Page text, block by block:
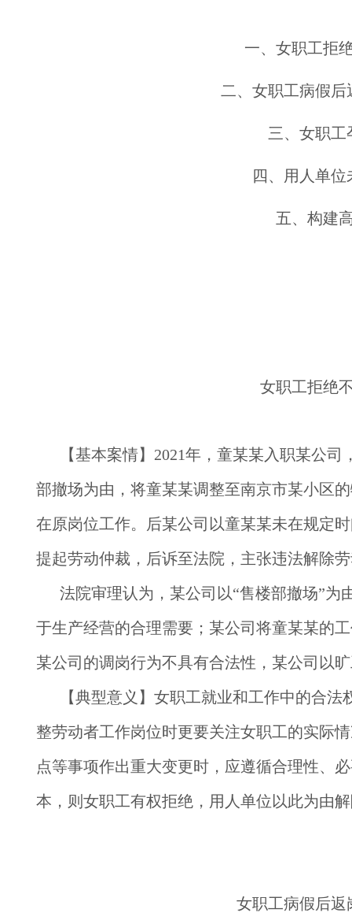
一、女职工拒
二、女职工病假
三、女职工
四、用人单
五、构建
女职工拒绝
【基本案情】 2021年，童某某入职某公
部撤场为由，将童某某调整至南京市某小区
在原岗位工作。后某公司以童某某未在规定
提起劳动仲裁，后诉至法院，主张违法解除
法院审理认为，某公司以“售楼部撤场”
于生产经营的合理需要；某公司将童某某的
某公司的调岗行为不具有合法性，某公司以
【典型意义】 女职工就业和工作中的合法
整劳动者工作岗位时更要关注女职工的实际
点等事项作出重大变更时，应遵循合理性、
本，则女职工有权拒绝，用人单位以此为由
女职工病假后返